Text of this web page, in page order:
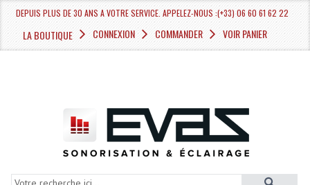
DEPUIS PLUS DE 30 ANS A VOTRE SERVICE. APPELEZ-NOUS :(+33) 06 60 61 62 22
LA BOUTIQUE CONNEXION COMMANDER VOIR PANIER